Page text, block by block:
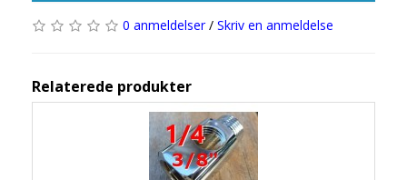
0 anmeldelser/ Skriv en anmeldelse
Relaterede produkter